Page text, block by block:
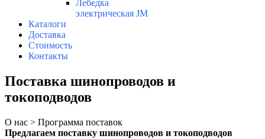
Лебедка
электрическая JM
Каталоги
Доставка
Стоимость
Контакты
Поставка шинопроводов и
токоподводов
О нас > Программа поставок
Предлагаем поставку шинопроводов и токоподводов